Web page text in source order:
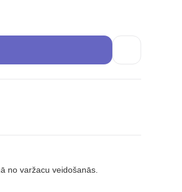
no varžacu veidošanās.